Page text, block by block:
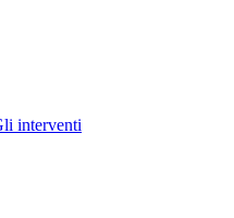
interventi